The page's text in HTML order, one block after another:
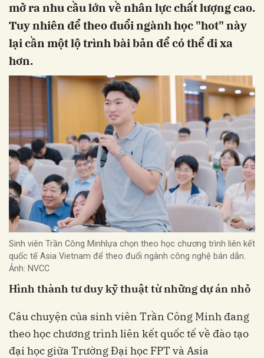
mở ra nhu cầu lớn về nhân lực chất lượng cao.
Tuy nhiên để theo đuổi ngành học "hot" này
lại cần một lộ trình bài bản để có thể đi xa
hơn.
Sinh viên Trần Công Minhlựa chọn theo học chương trình liên kết
quốc tế Asia Vietnam để theo đuổi ngành công nghệ bán dẫn.
Ảnh: NVCC
Hình thành tư duy kỹ thuật từ những dự án nhỏ
Câu chuyện của sinh viên Trần Công Minh đang
theo học chương trình liên kết quốc tế về đào tạo
đại học giữa Trường Đại học FPT và Asia
Hủy Gửi